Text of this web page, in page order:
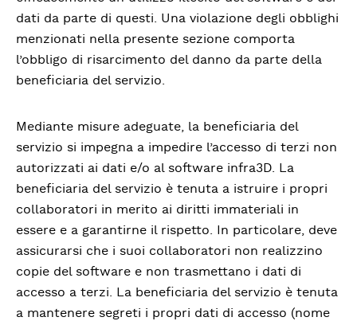
dati da parte di questi. Una violazione degli obblighi
menzionati nella presente sezione comporta
l’obbligo di risarcimento del danno da parte della
beneficiaria del servizio.
Mediante misure adeguate, la beneficiaria del
servizio si impegna a impedire l’accesso di terzi non
autorizzati ai dati e/o al software infra3D. La
beneficiaria del servizio è tenuta a istruire i propri
collaboratori in merito ai diritti immateriali in
essere e a garantirne il rispetto. In particolare, deve
assicurarsi che i suoi collaboratori non realizzino
copie del software e non trasmettano i dati di
accesso a terzi. La beneficiaria del servizio è tenuta
a mantenere segreti i propri dati di accesso (nome